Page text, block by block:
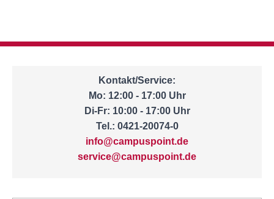
Kontakt/Service:
Mo: 12:00 - 17:00 Uhr
Di-Fr: 10:00 - 17:00 Uhr
Tel.: 0421-20074-0
info@campuspoint.de
service@campuspoint.de